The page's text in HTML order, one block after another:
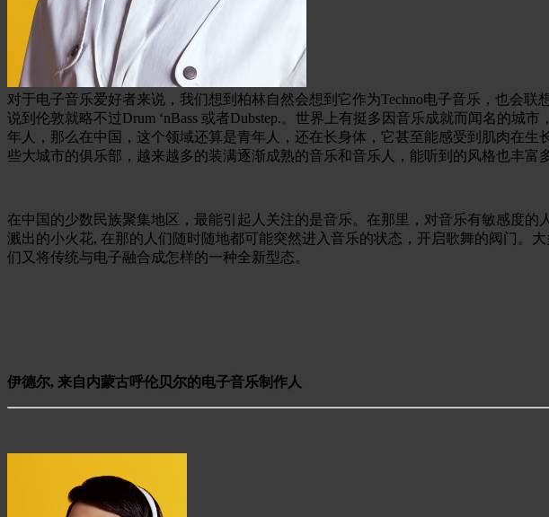
对于电子音乐爱好者来说，我们想到柏林自然会想到它作为Techno电子音乐，也会
说到伦敦就略不过Drum ‘nBass 或者Dubstep.。世界上有挺多因音乐成就而闻名的
年人，那么在中国，这个领域还算是青年人，还在长身体，它甚至能感受到肌肉在
些大城市的俱乐部，越来越多的装满逐渐成熟的音乐和音乐人，能听到的风格也丰富
在中国的少数民族聚集地区，最能引起人关注的是音乐。在那里，对音乐有敏感度
溅出的小火花, 在那的人们随时随地都可能突然进入音乐的状态，开启歌舞的阀门。
们又将传统与电子融合成怎样的一种全新型态。
伊德尔, 来自内蒙古呼伦贝尔的电子音乐制作人